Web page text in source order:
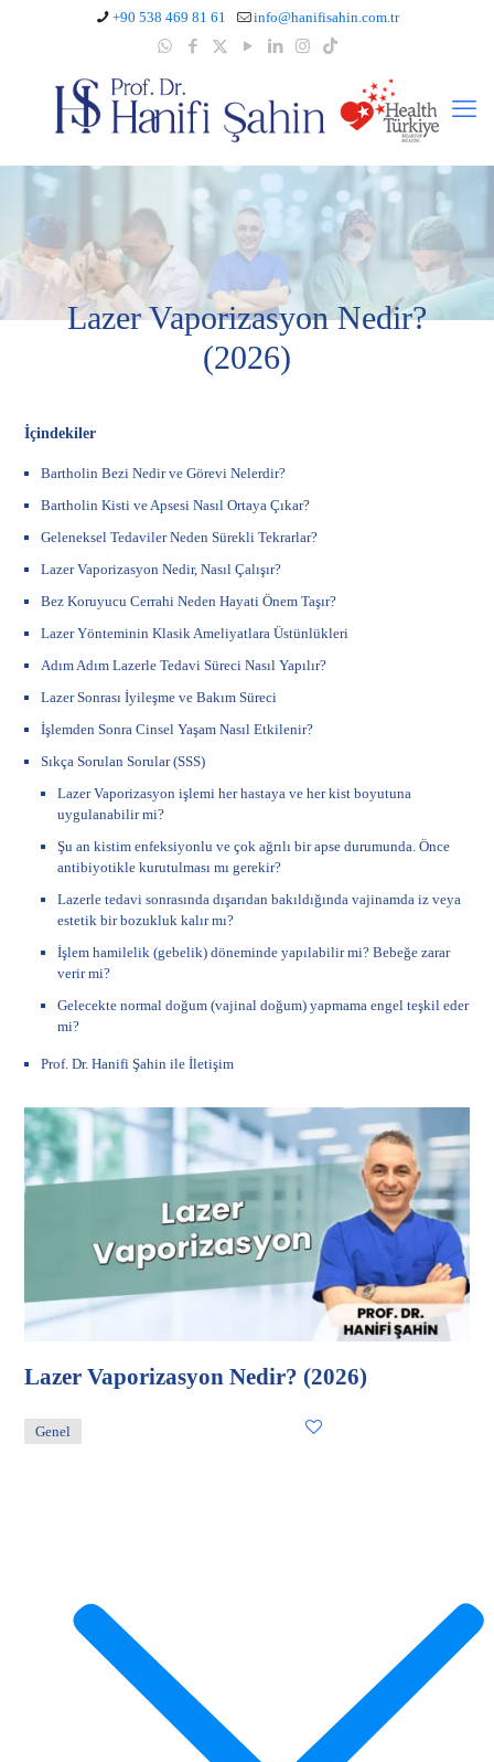
+90 538 469 81 61 info@hanifisahin.com.tr
Lazer Vaporizasyon Nedir?
(2026)
İçindekiler
Bartholin Bezi Nedir ve Görevi Nelerdir?
Bartholin Kisti ve Apsesi Nasıl Ortaya Çıkar?
Geleneksel Tedaviler Neden Sürekli Tekrarlar?
Lazer Vaporizasyon Nedir, Nasıl Çalışır?
Bez Koruyucu Cerrahi Neden Hayati Önem Taşır?
Lazer Yönteminin Klasik Ameliyatlara Üstünlükleri
Adım Adım Lazerle Tedavi Süreci Nasıl Yapılır?
Lazer Sonrası İyileşme ve Bakım Süreci
İşlemden Sonra Cinsel Yaşam Nasıl Etkilenir?
Sıkça Sorulan Sorular (SSS)
Lazer Vaporizasyon işlemi her hastaya ve her kist boyutuna
uygulanabilir mi?
Şu an kistim enfeksiyonlu ve çok ağrılı bir apse durumunda. Önce
antibiyotikle kurutulması mı gerekir?
Lazerle tedavi sonrasında dışarıdan bakıldığında vajinamda iz veya
estetik bir bozukluk kalır mı?
İşlem hamilelik (gebelik) döneminde yapılabilir mi? Bebeğe zarar
verir mi?
Gelecekte normal doğum (vajinal doğum) yapmama engel teşkil eder
mi?
Prof. Dr. Hanifi Şahin ile İletişim
Lazer Vaporizasyon Nedir? (2026)
Genel